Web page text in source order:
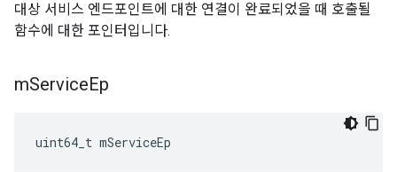
대상 서비스 엔드포인트에 대한 연결이 완료되었을 때 호출될
함수에 대한 포인터입니다.
mServiceEp
uint64_t mServiceEp